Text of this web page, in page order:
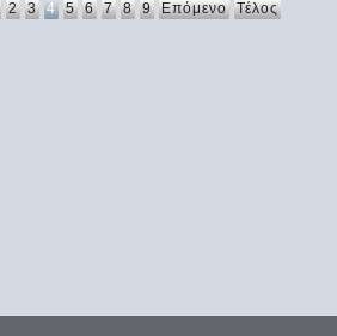
2 3 4 5 6 7 8 9 Επόμενο Τέλος
τον ιστότοπό μας 93 guests και